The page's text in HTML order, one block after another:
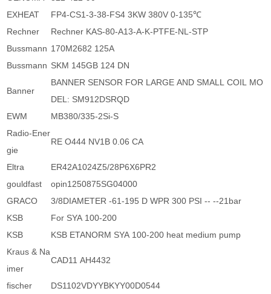
EXHEAT
FP4-CS1-3-38-FS4 3KW 380V 0-135℃
Rechner
Rechner KAS-80-A13-A-K-PTFE-NL-STP
Bussmann 170M2682 125A
Bussmann SKM 145GB 124 DN
Banner
BANNER SENSOR FOR LARGE AND SMALL COIL MO
DEL: SM912DSRQD
EWM
MB380/335-2Si-S
Radio-Ener
gie
RE O444 NV1B 0.06 CA
Eltra
ER42A1024Z5/28P6X6PR2
gouldfast
opin1250875SG04000
GRACO
3/8DIAMETER -61-195 D WPR 300 PSI -- --21bar
KSB
For SYA 100-200
KSB
KSB ETANORM SYA 100-200 heat medium pump
Kraus & Na
imer
CAD11 AH4432
fischer
DS1102VDYYBKYY00D0544